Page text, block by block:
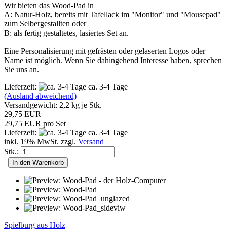
Wir bieten das Wood-Pad in
A: Natur-Holz, bereits mit Tafellack im "Monitor" und "Mousepad"
zum Selbergestallten oder
B: als fertig gestaltetes, lasiertes Set an.
Eine Personalisierung mit gefrästen oder gelaserten Logos oder
Name ist möglich. Wenn Sie dahingehend Interesse haben, sprechen
Sie uns an.
Lieferzeit:
ca. 3-4 Tage
(Ausland abweichend)
Versandgewicht: 2,2 kg je Stk.
29,75 EUR
29,75 EUR pro Set
Lieferzeit:
ca. 3-4 Tage
inkl. 19% MwSt. zzgl. Versand
Stk.:
In den Warenkorb
Spielburg aus Holz